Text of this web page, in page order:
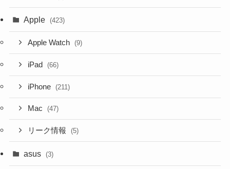
Apple (423)
Apple Watch (9)
iPad (66)
iPhone (211)
Mac (47)
リーク情報 (5)
asus (3)